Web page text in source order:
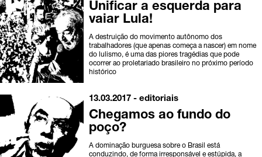
Unificar a esquerda para
vaiar Lula!
A destruição do movimento autônomo dos
trabalhadores (que apenas começa a nascer) em nome
do lulismo, é uma das piores tragédias que pode
ocorrer ao proletariado brasileiro no próximo período
histórico
13.03.2017 -editoriais
Chegamos ao fundo do
poço?
A dominação burguesa sobre o Brasil está
conduzindo, de forma irresponsável e estúpida, a